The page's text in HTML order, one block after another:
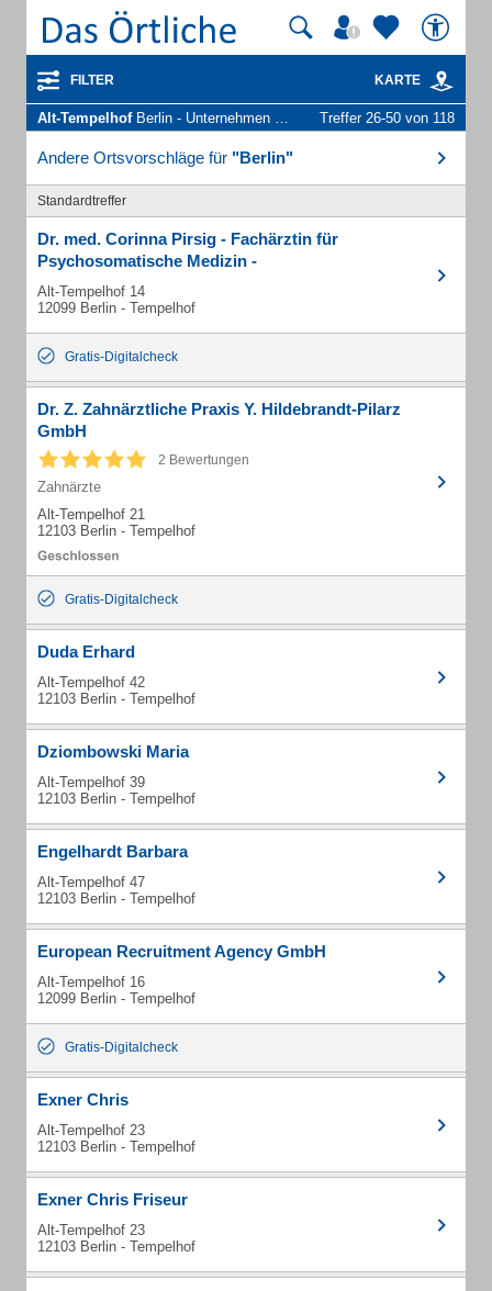
FILTER KARTE
Alt-TempelhofBerlin - Unternehmen und Personen Treffer 26-50 von 118
Andere Ortsvorschläge für "Berlin"
Standardtreffer
Dr. med. Corinna Pirsig - Fachärztin für
Psychosomatische Medizin -
Alt-Tempelhof 14
12099 Berlin - Tempelhof
Gratis-Digitalcheck
Dr. Z. Zahnärztliche Praxis Y. Hildebrandt-Pilarz
GmbH
2 Bewertungen
Zahnärzte
Alt-Tempelhof 21
12103 Berlin - Tempelhof
Gratis-Digitalcheck
Duda Erhard
Alt-Tempelhof 42
12103 Berlin - Tempelhof
Dziombowski Maria
Alt-Tempelhof 39
12103 Berlin - Tempelhof
Engelhardt Barbara
Alt-Tempelhof 47
12103 Berlin - Tempelhof
European Recruitment Agency GmbH
Alt-Tempelhof 16
12099 Berlin - Tempelhof
Gratis-Digitalcheck
Exner Chris
Alt-Tempelhof 23
12103 Berlin - Tempelhof
Exner Chris Friseur
Alt-Tempelhof 23
12103 Berlin - Tempelhof